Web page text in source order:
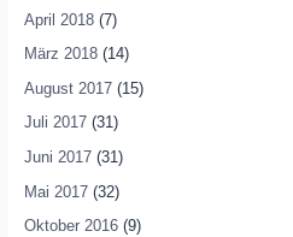
April 2018(7)
März 2018(14)
August 2017(15)
Juli 2017(31)
Juni 2017(31)
Mai 2017(32)
Oktober 2016(9)